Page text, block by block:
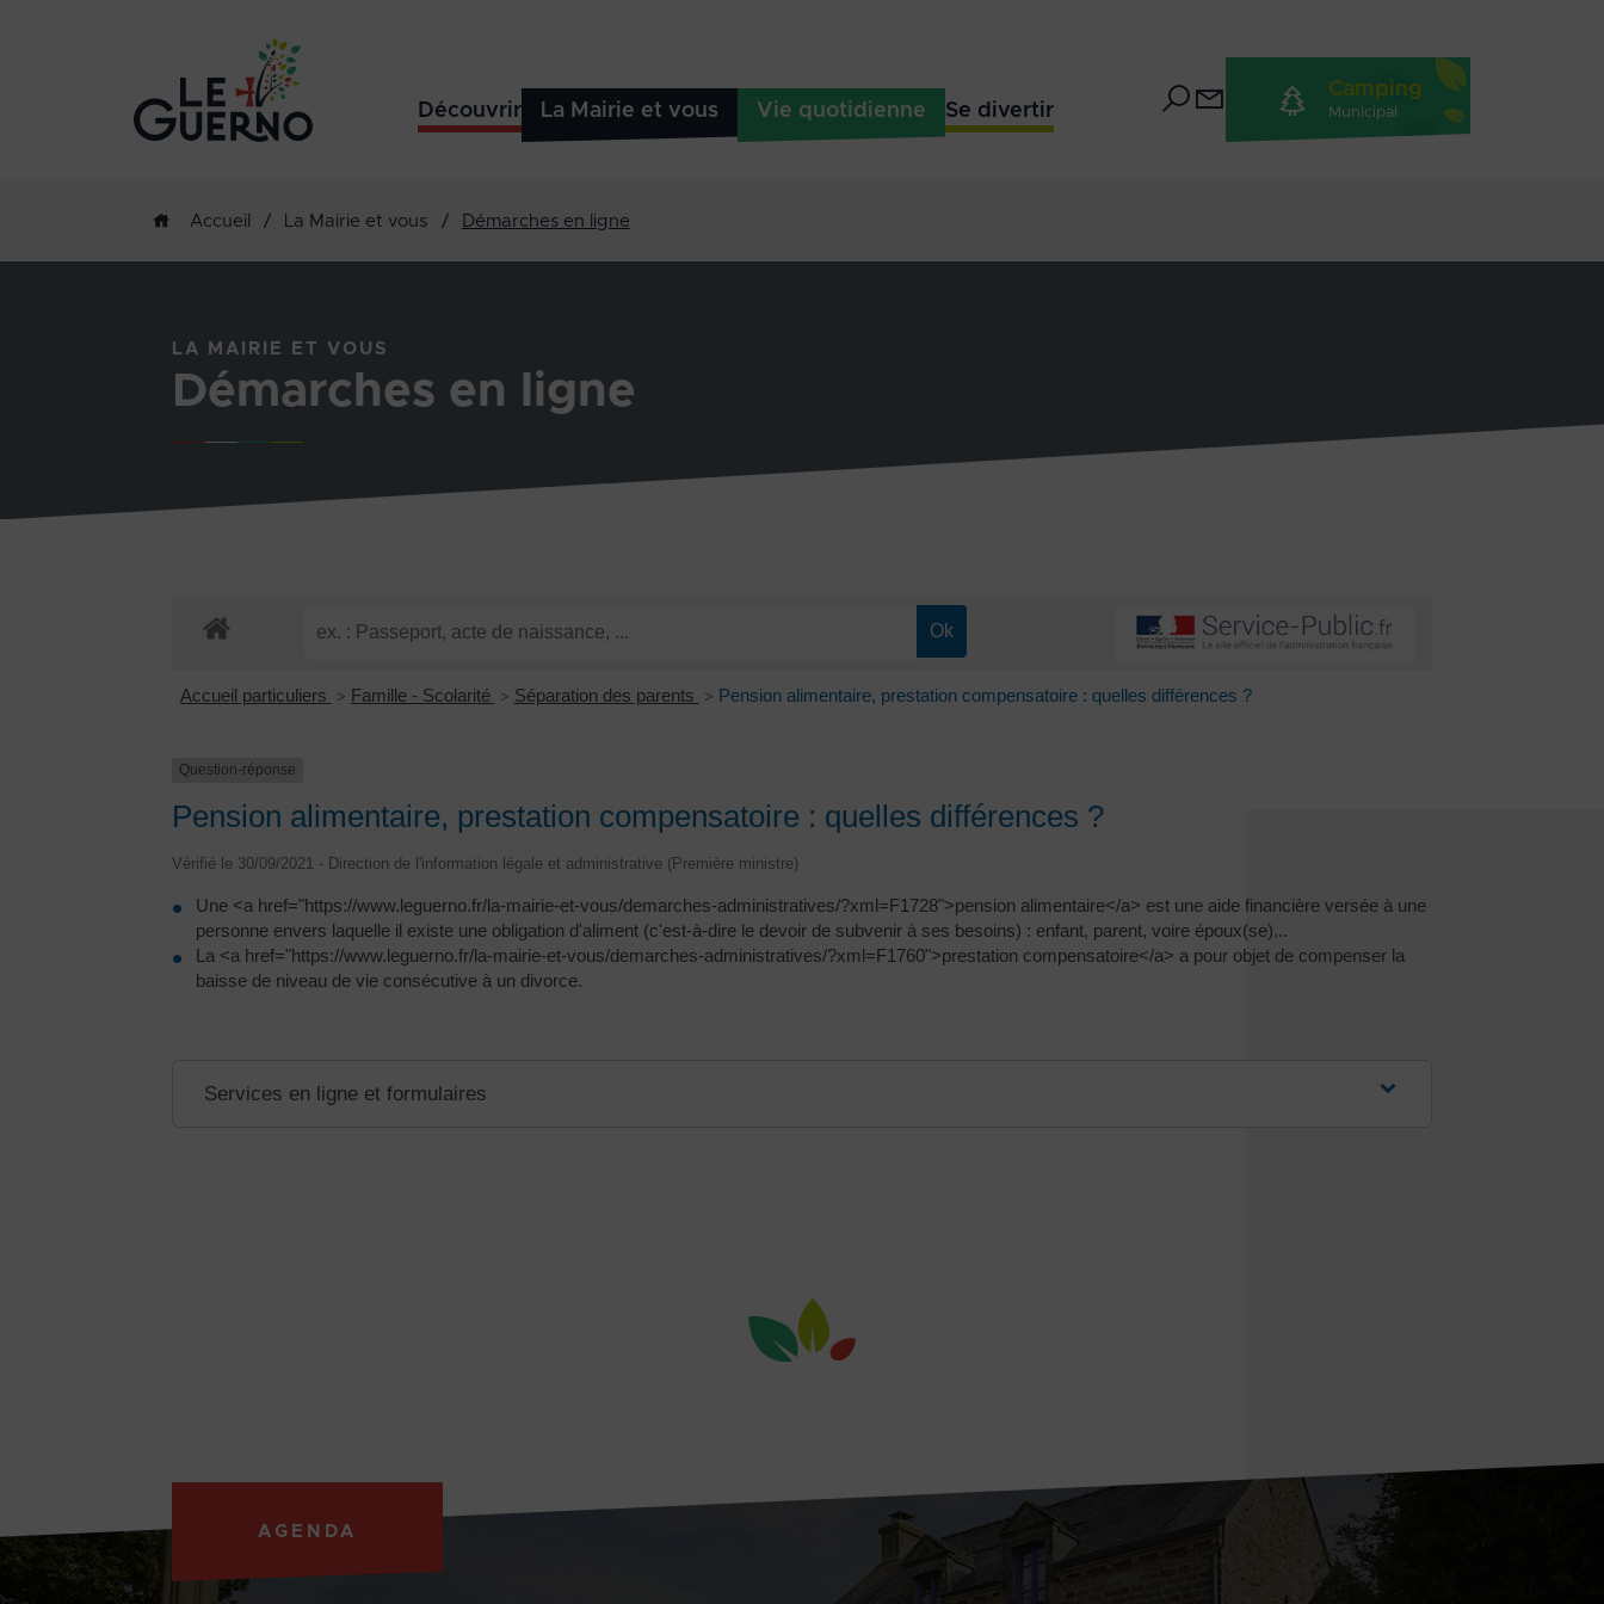
Découvrir La Mairie et vous Vie quotidienne Se divertir
Camping
Municipal
Accueil / La Mairie et vous / Démarches en ligne
LA MAIRIE ET VOUS
Démarches en ligne
Accueil particuliers > Famille - Scolarité > Séparation des parents > Pension alimentaire, prestation compensatoire : quelles différences ?
Question-réponse
Pension alimentaire, prestation compensatoire : quelles différences ?
Vérifié le 30/09/2021 - Direction de l'information légale et administrative (Première ministre)
Une <a href="https://www.leguerno.fr/la-mairie-et-vous/demarches-administratives/?xml=F1728">pension alimentaire</a> est une aide financière versée à une
personne envers laquelle il existe une obligation d'aliment (c'est-à-dire le devoir de subvenir à ses besoins) : enfant, parent, voire époux(se)...
La <a href="https://www.leguerno.fr/la-mairie-et-vous/demarches-administratives/?xml=F1760">prestation compensatoire</a> a pour objet de compenser la
baisse de niveau de vie consécutive à un divorce.
Services en ligne et formulaires
AGENDA